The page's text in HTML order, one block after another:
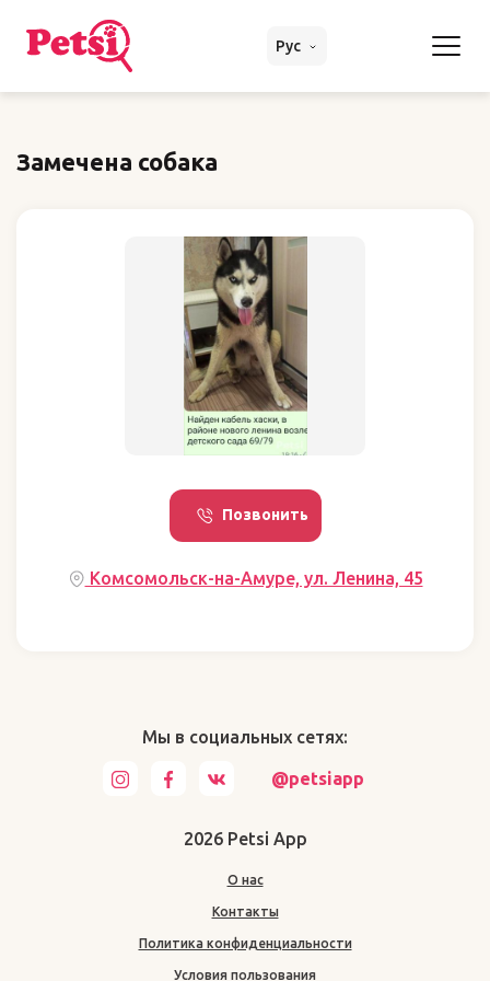
Рус
Замечена собака
Позвонить
Комсомольск-на-Амуре, ул. Ленина, 45
Мы в социальных сетях:
@petsiapp
2026 Petsi App
О нас
Контакты
Политика конфиденциальности
Условия пользования